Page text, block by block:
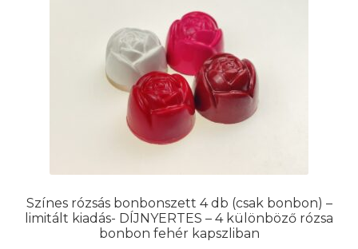
Színes rózsás bonbonszett 4 db (csak bonbon) –
limitált kiadás- DÍJNYERTES – 4 különböző rózsa
bonbon fehér kapszliban